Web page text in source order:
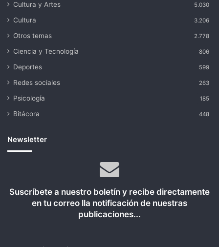
Cultura y Artes 5.030
Cultura 3.206
Otros temas 2.778
Ciencia y Tecnología 806
Deportes 599
Redes sociales 263
Psicología 185
Bitácora 448
Newsletter
Suscríbete a nuestro boletín y recibe directamente
en tu correo lla notificación de nuestras
publicaciones...